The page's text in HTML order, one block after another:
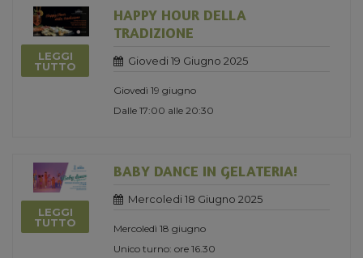
LEGGI
TUTTO
HAPPY HOUR DELLA
TRADIZIONE
Giovedi 19 Giugno 2025
Giovedì 19 giugno
Dalle 17:00 alle 20:30
LEGGI
TUTTO
BABY DANCE IN GELATERIA!
Mercoledi 18 Giugno 2025
Mercoledì 18 giugno
Unico turno: ore 16.30